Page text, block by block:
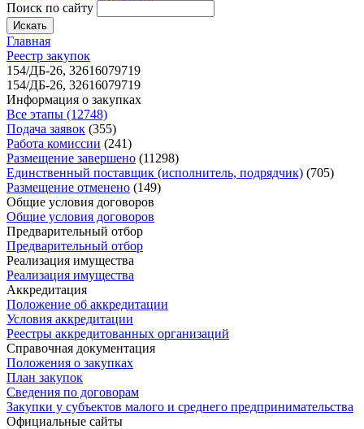
Поиск по сайту
Искать
Главная
Реестр закупок
154/ДБ-26, 32616079719
154/ДБ-26, 32616079719
Информация о закупках
Все этапы (12748)
Подача заявок (355)
Работа комиссии (241)
Размещение завершено (11298)
Единственный поставщик (исполнитель, подрядчик) (705)
Размещение отменено (149)
Общие условия договоров
Общие условия договоров
Предварительный отбор
Предварительный отбор
Реализация имущества
Реализация имущества
Аккредитация
Положение об аккредитации
Условия аккредитации
Реестры аккредитованных организаций
Справочная документация
Положения о закупках
План закупок
Сведения по договорам
Закупки у субъектов малого и среднего предпринимательства
Официальные сайты